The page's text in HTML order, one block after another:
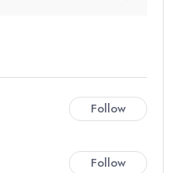
Follow
Follow